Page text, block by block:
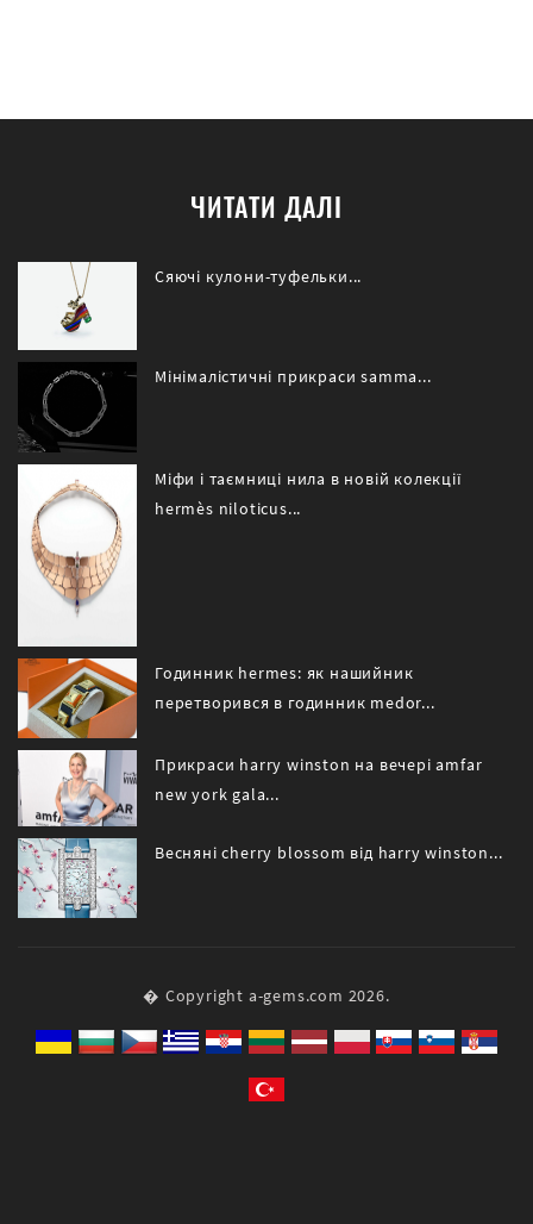
ЧИТАТИ ДАЛІ
Сяючі кулони-туфельки...
Мінімалістичні прикраси samma...
Міфи і таємниці нила в новій колекції
hermès niloticus...
Годинник hermes: як нашийник
перетворився в годинник medor...
Прикраси harry winston на вечері amfar
new york gala...
Весняні cherry blossom від harry winston...
� Copyright a-gems.com 2026.